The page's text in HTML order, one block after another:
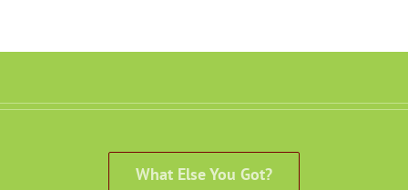
What Else You Got?